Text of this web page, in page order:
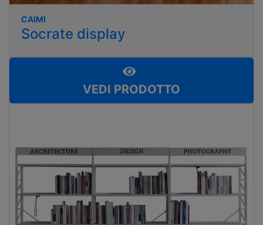
CAIMI
Socrate display
VEDI PRODOTTO